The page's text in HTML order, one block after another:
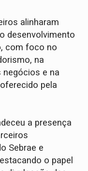
alinharam
desenvolvimento
com foco no
na
negócios e na
pela
a presença
Sebrae e
o papel